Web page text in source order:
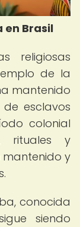
en Brasil
religiosas
de la
mantenido
esclavos
colonial
rituales y
mantenido y
conocida
siendo